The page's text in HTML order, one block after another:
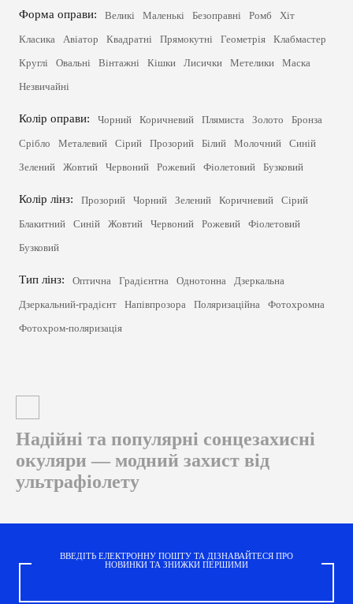
Форма оправи: Великі Маленькі Безоправні Ромб
Хіт
Класика
Авіатор Квадратні Прямокутні Геометрія
Клабмастер
Круглі
Овальні Вінтажні Кішки Лисички Метелики
Маска
Незвичайні
Колір оправи: Чорний Коричневий Плямиста Золото
Бронза
Срібло
Металевий Сірий Прозорий Білий Молочний
Синій
Зелений
Жовтий Червоний Рожевий Фіолетовий Бузковий
Колір лінз: Прозорий Чорний Зелений Коричневий
Сірий
Блакитний
Синій Жовтий Червоний Рожевий
Фіолетовий
Бузковий
Тип лінз: Оптична Градієнтна Однотонна
Дзеркальна
Дзеркальний-градієнт
Напівпрозора Поляризаційна
Фотохромна
Фотохром-поляризація
Надійні та популярні сонцезахисні
окуляри — модний захист від
ультрафіолету
• гармонійно доповнити будь-який образ;
ВВЕДІТЬ ЕЛЕКТРОННУ ПОШТУ ТА ДІЗНАВАЙТЕСЯ ПРО
НОВИНКИ ТА ЗНИЖКИ ПЕРШИМИ